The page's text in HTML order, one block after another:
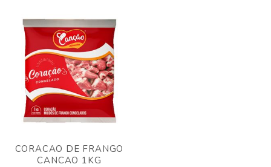
CORACAO DE FRANGO
CANCAO 1KG